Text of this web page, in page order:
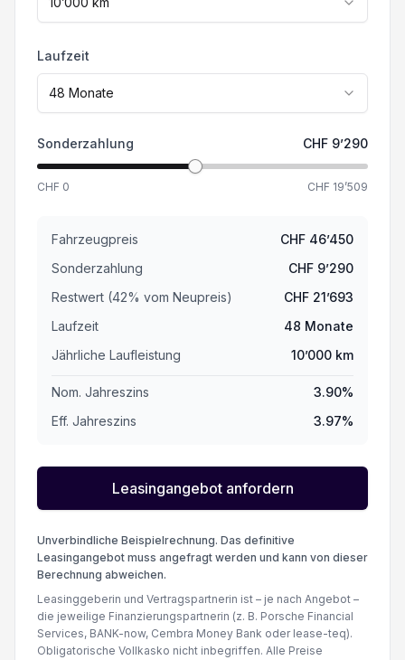
LED-Scheinwerfer
Fernlichtassistent
Laufzeit
48 Monate
Sonderzahlung CHF 9’290
CHF 0 CHF 19’509
Fahrzeugpreis CHF 46’450
Sonderzahlung
CHF 9’290
Restwert (42% vom Neupreis) CHF 21’693
Laufzeit
48 Monate
Jährliche Laufleistung
10’000 km
Nom. Jahreszins 3.90%
Eff. Jahreszins
3.97%
Leasingangebot anfordern
Unverbindliche Beispielrechnung. Das definitive
Leasingangebot muss angefragt werden und kann von dieser
Berechnung abweichen.
Leasinggeberin und Vertragspartnerin ist – je nach Angebot –
die jeweilige Finanzierungspartnerin (z. B. Porsche Financial
Services, BANK-now, Cembra Money Bank oder lease-teq).
Obligatorische Vollkasko nicht inbegriffen. Alle Preise